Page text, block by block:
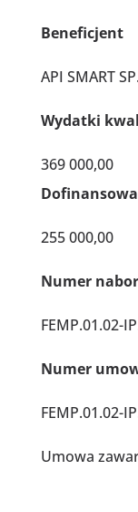
Beneficjent
API SMART
Wydatki
369 000,00
255 000,00
Numer
FEMP.01.02-
Numer
FEMP.01.02-
Umowa